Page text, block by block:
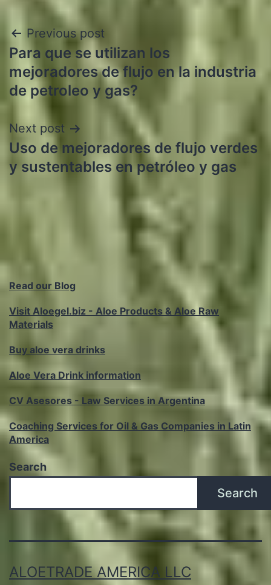
Post
navigation
Previous post
Para que se utilizan los
mejoradores de flujo en la industria
de petroleo y gas?
Next post
Uso de mejoradores de flujo verdes
y sustentables en petróleo y gas
Read our Blog
Visit Aloegel.biz - Aloe Products & Aloe Raw
Materials
Buy aloe vera drinks
Aloe Vera Drink information
CV Asesores - Law Services in Argentina
Coaching Services for Oil & Gas Companies in Latin
America
Search
Search
ALOETRADE AMERICA LLC